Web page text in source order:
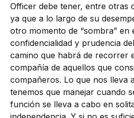
Officer debe tener, entre otras
ya que a lo largo de su
otro momento de “sombra” en
confidencialidad y prudencia
camino que habrá de recorrer
compañía de aquellos que
compañeros. Lo que nos lleva
tenemos que manejar cuando
función se lleva a cabo en